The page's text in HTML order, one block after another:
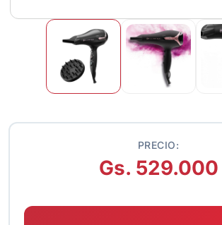
PRECIO:
Gs. 529.000